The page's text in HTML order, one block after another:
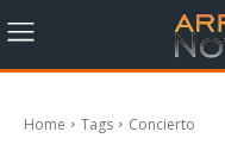
Home Tags Concierto